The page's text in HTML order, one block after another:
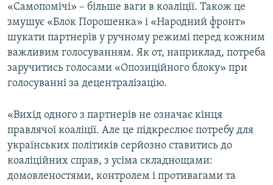
«Самопомічі» – більше ваги в коаліції. Також це
змушує «Блок Порошенка» і «Народний фронт»
шукати партнерів у ручному режимі перед кожним
важливим голосуванням. Як от, наприклад, потреба
заручитись голосами «Опозиційного блоку» при
голосуванні за децентралізацію.
«Вихід одного з партнерів не означає кінця
правлячої коаліції. Але це підкреслює потребу для
українських політиків серйозно ставитись до
коаліційних справ, з усіма складнощами:
домовленостями, контролем і противагами та